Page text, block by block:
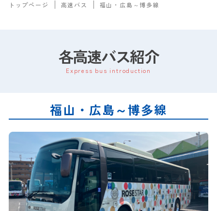
トップページ 高速バス 福山・広島～博多線
各高速バス紹介
Express bus introduction
福山・広島～博多線